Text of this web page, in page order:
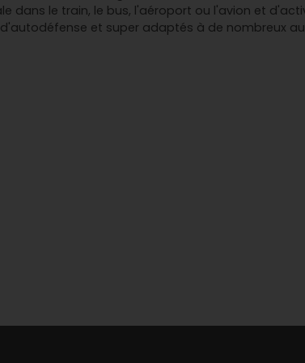
dans le train, le bus, l'aéroport ou l'avion et
et super adaptés à de nombreux